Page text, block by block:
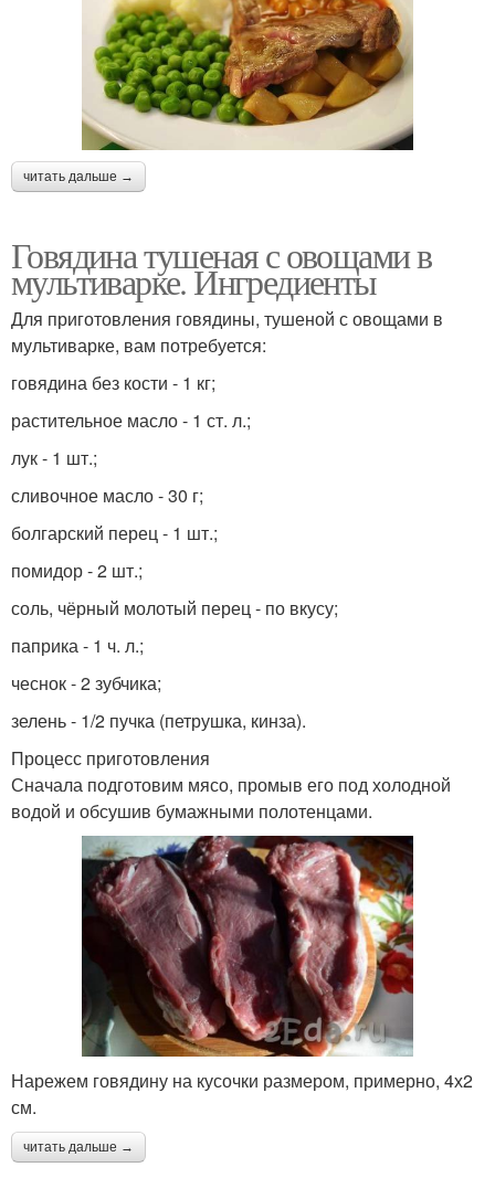
читать дальше →
Говядина тушеная с овощами в
мультиварке. Ингредиенты
Для приготовления говядины, тушеной с овощами в
мультиварке, вам потребуется:
говядина без кости - 1 кг;
растительное масло - 1 ст. л.;
лук - 1 шт.;
сливочное масло - 30 г;
болгарский перец - 1 шт.;
помидор - 2 шт.;
соль, чёрный молотый перец - по вкусу;
паприка - 1 ч. л.;
чеснок - 2 зубчика;
зелень - 1/2 пучка (петрушка, кинза).
Процесс приготовления
Сначала подготовим мясо, промыв его под холодной
водой и обсушив бумажными полотенцами.
Нарежем говядину на кусочки размером, примерно, 4х2
см.
читать дальше →